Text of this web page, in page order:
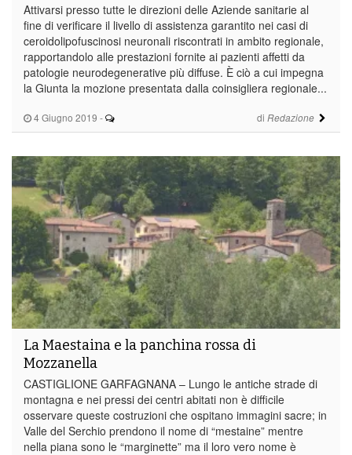
4 Giugno 2019 - di Redazione
Attivarsi presso tutte le direzioni delle Aziende sanitarie al
fine di verificare il livello di assistenza garantito nei casi di
ceroidolipofuscinosi neuronali riscontrati in ambito regionale,
rapportandolo alle prestazioni fornite ai pazienti affetti da
patologie neurodegenerative più diffuse. È ciò a cui impegna
la Giunta la mozione presentata dalla coinsigliera regionale...
La Maestaina e la panchina rossa di
Mozzanella
CASTIGLIONE GARFAGNANA – Lungo le antiche strade di
montagna e nei pressi dei centri abitati non è difficile
osservare queste costruzioni che ospitano immagini sacre; in
Valle del Serchio prendono il nome di “mestaine” mentre
nella piana sono le “marginette” ma il loro vero nome è